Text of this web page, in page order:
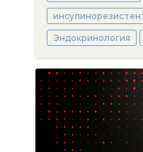
Эндокринология